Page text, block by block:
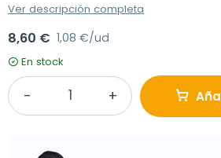
Ver descripción completa
8,60 € 1,08 €/ud
En stock